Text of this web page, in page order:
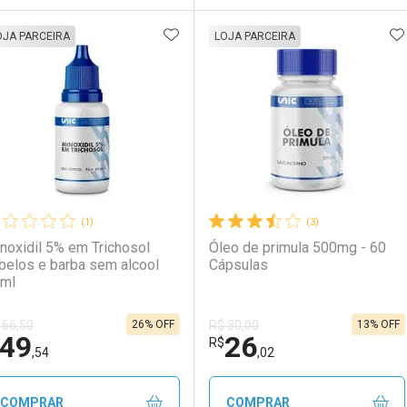
FECHAR
Ativar Desconto
Comprar sem Desconto
FECHAR
Menos
Comprar sem Desconto
Laboratório
Ativar Desconto
Comprar sem Desconto
Por Menos
Comprar sem Desconto
(1)
5% em Trichosol
e barba sem alcool
PARCEIRA
49,54
26% OFF
ADICIONAR AOS FAVORITOS
COMPRAR
(3)
Óleo de primula 500mg - 60
Cápsulas
LOJA PARCEIRA
R$ 30,00
R$26,02
13% OFF
COMPRAR